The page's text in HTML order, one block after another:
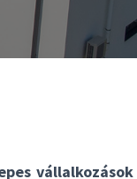
vállalkozások